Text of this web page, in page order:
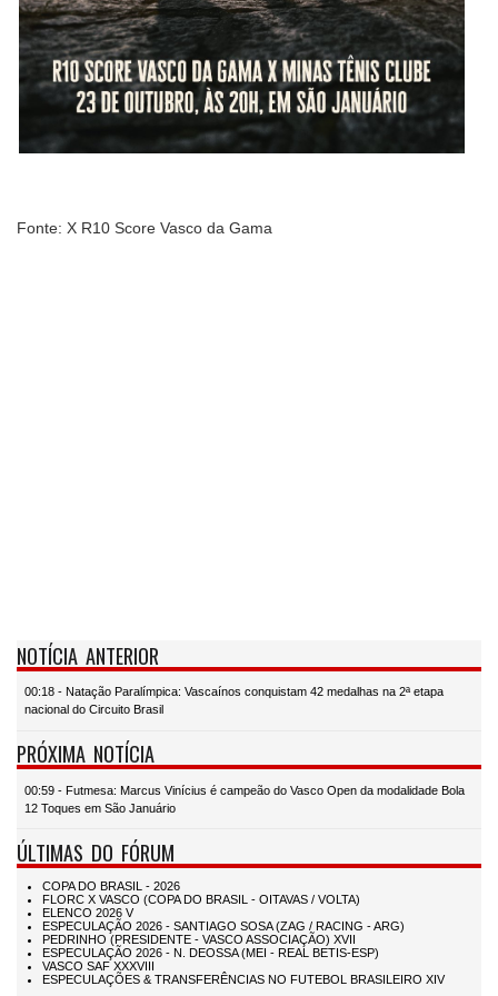
Fonte: X R10 Score Vasco da Gama
NOTÍCIA ANTERIOR
00:18 - Natação Paralímpica: Vascaínos conquistam 42 medalhas na 2ª etapa
nacional do Circuito Brasil
PRÓXIMA NOTÍCIA
00:59 - Futmesa: Marcus Vinícius é campeão do Vasco Open da modalidade Bola
12 Toques em São Januário
ÚLTIMAS DO FÓRUM